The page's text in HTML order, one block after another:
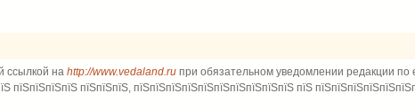
ссылкой на http://www.vedaland.ru при обязательном уведомлении редакции по
пїЅпїЅпїЅ, пїЅпїЅпїЅпїЅпїЅпїЅпїЅпїЅпїЅпїЅ пїЅ